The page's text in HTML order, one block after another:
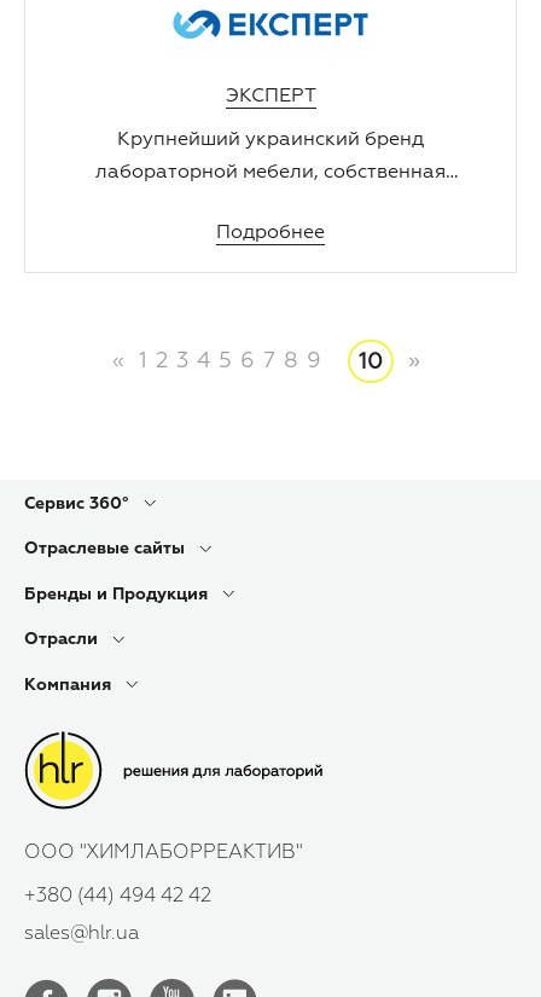
ЭКСПЕРТ
Крупнейший украинский бренд
лабораторной мебели, собственная
«ХИМЛАБОРРЕАКТИВ».
Подробнее
« 1 2 3 4 5 6 7 8 9 10 »
Сервис 360°
Отраслевые сайты
Бренды и Продукция
Отрасли
Компания
ООО "ХИМЛАБОРРЕАКТИВ"
+380 (44) 494 42 42
sales@hlr.ua